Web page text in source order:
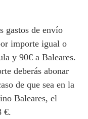
gastos de envío
importe igual o
y 90€ a Baleares.
deberás abonar
de que sea en la
Baleares, el
€.